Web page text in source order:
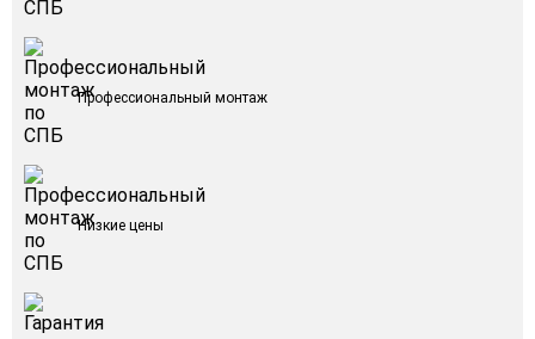
Профессиональный монтаж
Низкие цены